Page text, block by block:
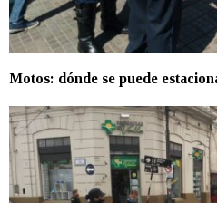
Motos: dónde se puede